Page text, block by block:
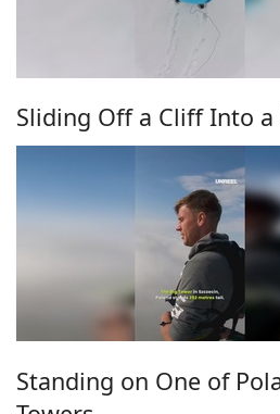
Sliding Off a Cliff Into
Standing on One of